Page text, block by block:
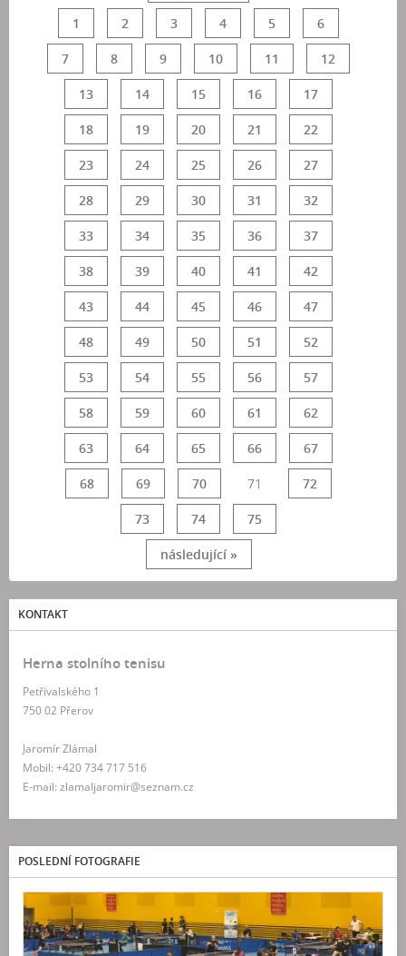
1 2 3 4 5 6
7 8 9 10 11 12
13 14 15 16 17
18 19 20 21 22
23 24 25 26 27
28 29 30 31 32
33 34 35 36 37
38 39 40 41 42
43 44 45 46 47
48 49 50 51 52
53 54 55 56 57
58 59 60 61 62
63 64 65 66 67
68 69 70 71 72
73 74 75
následující »
KONTAKT
Herna stolního tenisu
Petřivalského 1
750 02 Přerov
Jaromír Zlámal
Mobil: +420 734 717 516
E-mail: zlamaljaromir@seznam.cz
POSLEDNÍ FOTOGRAFIE